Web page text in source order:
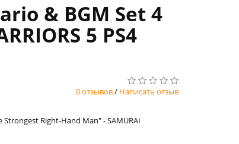
& BGM Set 4
5 PS4
0 отзывов/ Написать отзыв
Right-Hand Man" - SAMURAI